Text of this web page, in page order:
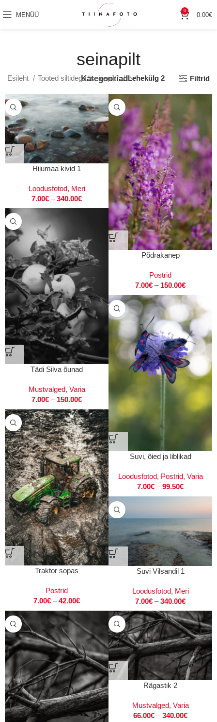
MENÜÜ
0
0.00€
seinapilt
Kategooriad
Esileht Tooted siltidega “seinapilt” Lehekülg 2 Filtrid
Hiiumaa kivid 1
Loodusfotod, Meri
7.00€ – 340.00€
Põdrakanep
Postrid
7.00€ – 150.00€
Tädi Silva õunad
Mustvalged, Varia
7.00€ – 150.00€
Suvi, õied ja liblikad
Loodusfotod, Postrid, Varia
7.00€ – 99.50€
Traktor sopas
Postrid
7.00€ – 42.00€
Suvi Vilsandil 1
Loodusfotod, Meri
7.00€ – 340.00€
Rägastik 2
Mustvalged, Varia
66.00€ – 340.00€